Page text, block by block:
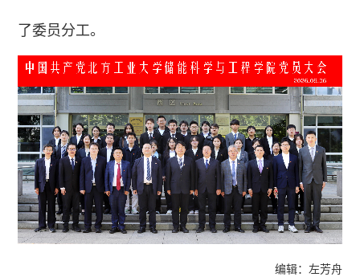
了委员分工。
编辑：左芳舟